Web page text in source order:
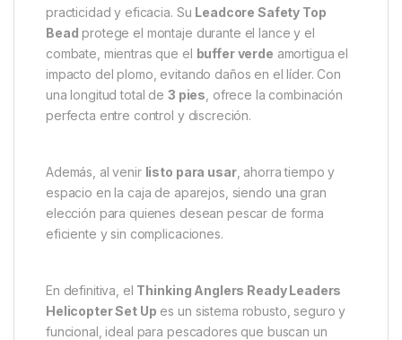
practicidad y eficacia. Su Leadcore Safety Top
Bead protege el montaje durante el lance y el
combate, mientras que el buffer verde amortigua el
impacto del plomo, evitando daños en el líder. Con
una longitud total de 3 pies , ofrece la combinación
perfecta entre control y discreción.
Además, al venir listo para usar, ahorra tiempo y
espacio en la caja de aparejos, siendo una gran
elección para quienes desean pescar de forma
eficiente y sin complicaciones.
En definitiva, el Thinking Anglers Ready Leaders
Helicopter Set Up es un sistema robusto, seguro y
funcional, ideal para pescadores que buscan un